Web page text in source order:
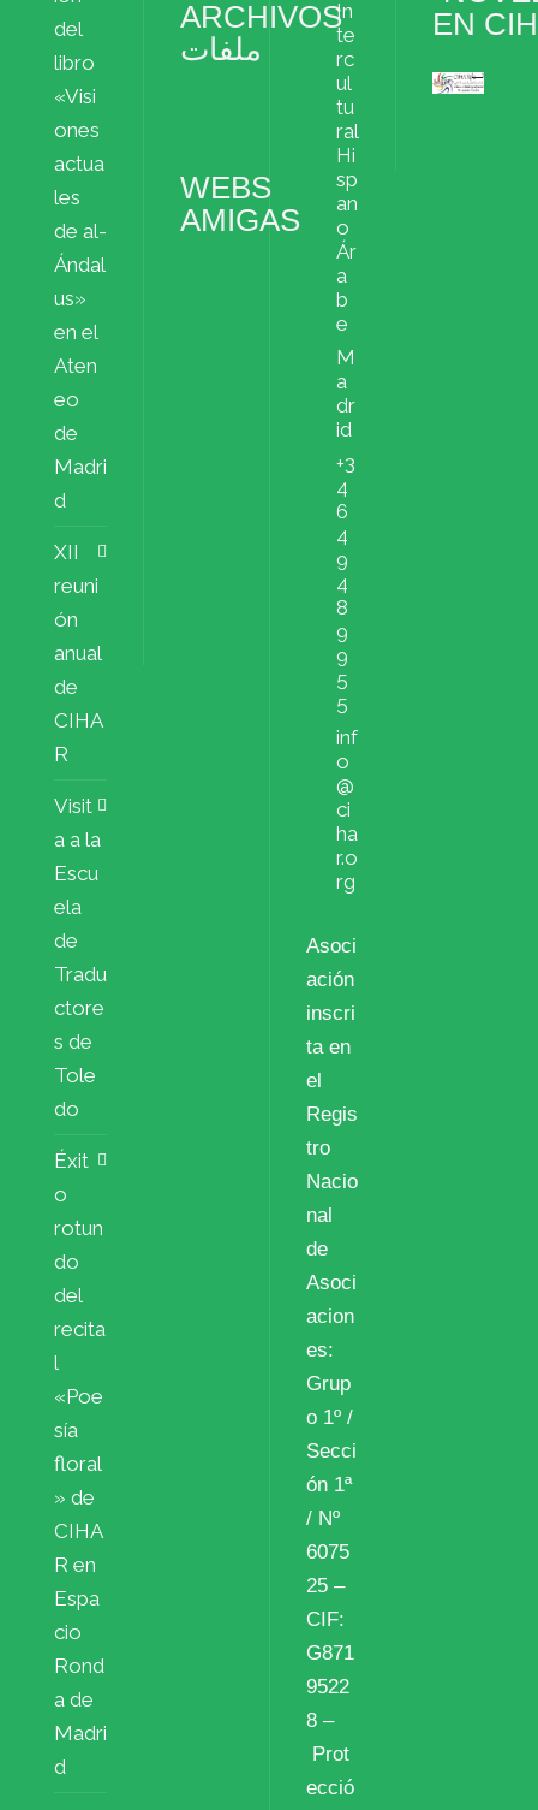
del
libro
«Visi
ones
actua
les
de al-
Ándal
us»
en el
Aten
eo
de
Madri
d
XII
reuni
ón
anual
de
CIHA
R
Visit
a a la
Escu
ela
de
Tradu
ctore
s de
Tole
do
Éxit
o
rotun
do
del
recita
l
«Poe
sía
floral
» de
CIHA
R en
Espa
cio
Rond
a de
Madri
d
ARCHIVOS
ملفات
WEBS
AMIGAS
In
te
rc
ul
tu
ral
Hi
sp
an
o
Ár
a
b
e
M
a
dr
id
+3
4
6
4
9
4
8
9
9
5
5
inf
o
@
ci
ha
r.o
rg
Asoci
ación
inscri
ta en
el
Regis
tro
Nacio
nal
de
Asoci
acion
es:
Grup
o 1º /
Secci
ón 1ª
/ Nº
6075
25 –
CIF:
G871
9522
8 –
Prot
ecció
EN